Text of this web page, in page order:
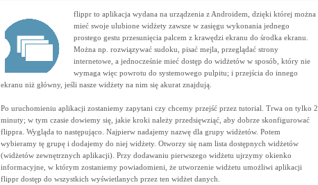
flippr to aplikacja wydana na urządzenia z Androidem, dzięki której można
mieć swoje ulubione widżety zawsze w zasięgu wykonania jednego
prostego gestu przesunięcia palcem z krawędzi ekranu do środka ekranu.
Można np. rozwiązywać sudoku, pisać mejla, przeglądać strony
internetowe, a jednocześnie mieć dostęp do widżetów w sposób, który nie
wymaga więc powrotu do systemowego pulpitu; i przejścia do innego
ekranu niż główny, jeśli nasze widżety na nim się akurat znajdują.
Po uruchomieniu aplikacji zostaniemy zapytani czy chcemy przejść przez tutorial. Trwa on tylko 2
minuty; w tym czasie dowiemy się, jakie kroki należy przedsięwziąć, aby dobrze skonfigurować
flippra. Wygląda to następująco. Najpierw nadajemy nazwę dla grupy widżetów. Potem
wybieramy tę grupę i dodajemy do niej widżety. Otworzy się nam lista dostępnych widżetów
(widżetów zewnętrznych aplikacji). Przy dodawaniu pierwszego widżetu ujrzymy okienko
informacyjne, w którym zostaniemy powiadomieni, że utworzenie widżetu umożliwi aplikacji
flippr dostęp do wszystkich wyświetlanych przez ten widżet danych.